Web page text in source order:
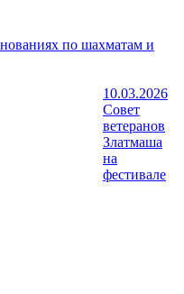
по шахматам и
10.03.2026
Совет
ветеранов
Златмаша
на
фестивале